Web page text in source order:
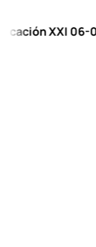
XXI 06-08-2026